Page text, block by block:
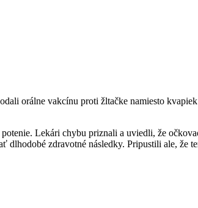
orálne vakcínu proti žltačke namiesto
Lekári chybu priznali a uviedli, že
zdravotné následky. Pripustili ale, že